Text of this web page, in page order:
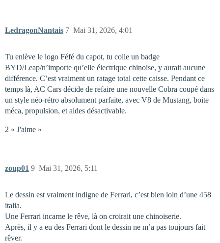
LedragonNantais Mai 31, 2026, 4:01
7
Tu enlève le logo Féfé du capot, tu colle un badge
BYD/Leap/n’importe qu’elle électrique chinoise, y aurait aucune
différence. C’est vraiment un ratage total cette caisse. Pendant ce
temps là, AC Cars décide de refaire une nouvelle Cobra coupé dans
un style néo-rétro absolument parfaite, avec V8 de Mustang, boite
méca, propulsion, et aides désactivable.
2 « J'aime »
zoup01 Mai 31, 2026, 5:11
9
Le dessin est vraiment indigne de Ferrari, c’est bien loin d’une 458
italia.
Une Ferrari incarne le rêve, là on croirait une chinoiserie.
Après, il y a eu des Ferrari dont le dessin ne m’a pas toujours fait
rêver.